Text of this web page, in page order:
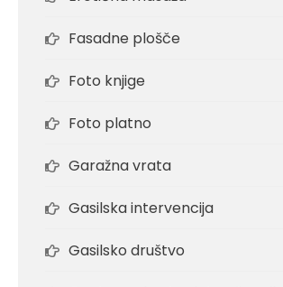
Fasadne plošče
Foto knjige
Foto platno
Garažna vrata
Gasilska intervencija
Gasilsko društvo